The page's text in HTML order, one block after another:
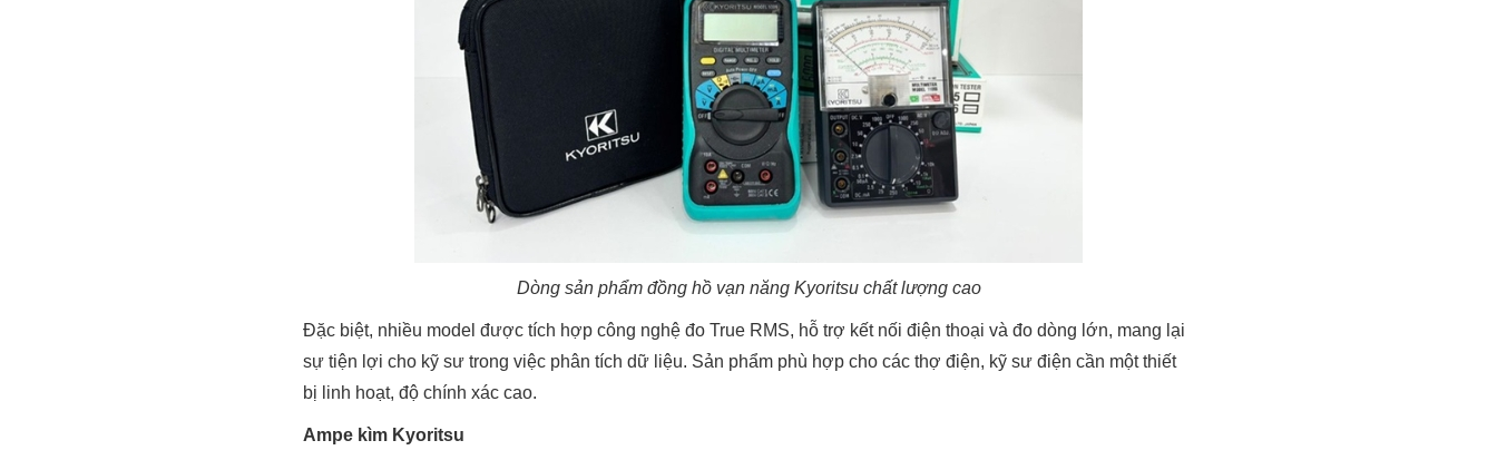
Dòng sản phẩm đồng hồ vạn năng Kyoritsu chất lượng cao
Đặc biệt, nhiều model được tích hợp công nghệ đo True RMS, hỗ trợ kết nối điện thoại và đo dòng lớn, mang lại
sự tiện lợi cho kỹ sư trong việc phân tích dữ liệu. Sản phẩm phù hợp cho các thợ điện, kỹ sư điện cần một thiết
bị linh hoạt, độ chính xác cao.
Ampe kìm Kyoritsu